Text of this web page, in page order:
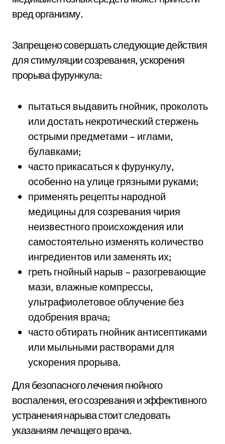
вред организму.
Запрещено совершать следующие действия
для стимуляции созревания, ускорения
прорыва фурункула:
пытаться выдавить гнойник, проколоть
или достать некротический стержень
острыми предметами – иглами,
булавками;
часто прикасаться к фурункулу,
особенно на улице грязными руками;
применять рецепты народной
медицины для созревания чирия
неизвестного происхождения или
самостоятельно изменять количество
ингредиентов или заменять их;
греть гнойный нарыв – разогревающие
мази, влажные компрессы,
ультрафиолетовое облучение без
одобрения врача;
часто обтирать гнойник антисептиками
или мыльными растворами для
ускорения прорыва.
Для безопасного лечения гнойного
воспаления, его созревания и эффективного
устранения нарыва стоит следовать
указаниям лечащего врача.